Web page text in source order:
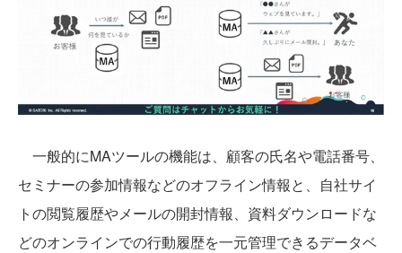
一般的にMAツールの機能は、顧客の氏名や電話番号、
セミナーの参加情報などのオフライン情報と、自社サイ
トの閲覧履歴やメールの開封情報、資料ダウンロードな
どのオンラインでの行動履歴を一元管理できるデータベ